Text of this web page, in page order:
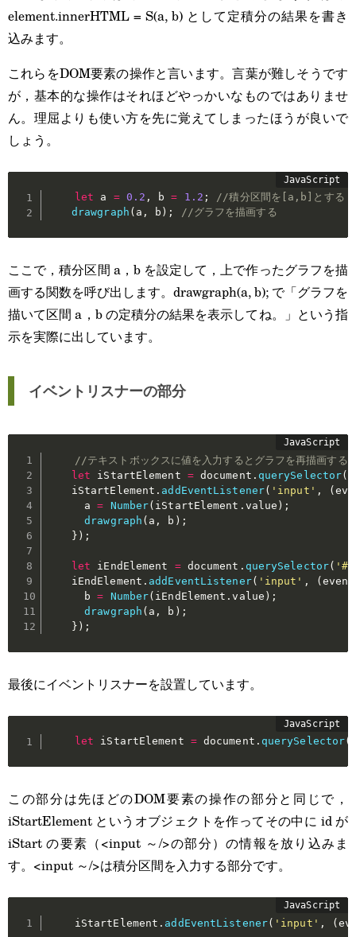
element.innerHTML = S(a, b) として定積分の結果を書き
込みます。
これらをDOM要素の操作と言います。言葉が難しそうです
が，基本的な操作はそれほどやっかいなものではありませ
ん。理屈よりも使い方を先に覚えてしまったほうが良いで
しょう。
let a = 0.2 , b = 1.2 ;
//積分区間を[a,b]とする
drawgraph ( a , b ) ; //グラフを描画する
ここで，積分区間 a，b を設定して，上で作ったグラフを描
画する関数を呼び出します。drawgraph(a, b); で「グラフを
描いて区間 a，b の定積分の結果を表示してね。」という指
示を実際に出しています。
イベントリスナーの部分
//テキストボックスに値を入力するとグラフを再描画する
let iStartElement = document . querySelector(
    iStartElement
. addEventListener( 'input' , (
      a
= Number( iStartElement . value ) ;
drawgraph ( a , b ) ;
} ) ;
let iEndElement = document . querySelector(
    iEndElement
. addEventListener( 'input' , ( event
      b
= Number( iEndElement .value ) ;
drawgraph ( a , b ) ;
} ) ;
最後にイベントリスナーを設置しています。
let iStartElement = document . querySelector(
この部分は先ほどのDOM要素の操作の部分と同じで，
iStartElement というオブジェクトを作ってその中に id が
iStart の要素（<input ～/>の部分）の情報を放り込みま
す。<input ～/>は積分区間を入力する部分です。
    iStartElement
. addEventListener( 'input' , (